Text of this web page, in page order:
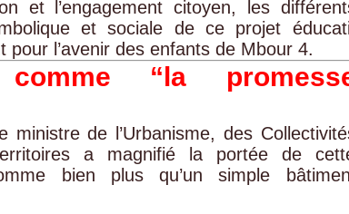
et l’engagement citoyen, les
et sociale de ce projet
l’avenir des enfants de Mbour 4.
“la
de l’Urbanisme, des
a magnifié la portée de
bien plus qu’un simple